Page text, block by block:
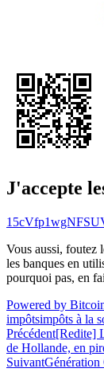
J'accepte
Vous aussi, foutez
les banques en
pourquoi pas, en
Powered by
impôtsimpôts à la
Navigation
de
Précédent[Redite]
de Hollande, en
Suivant